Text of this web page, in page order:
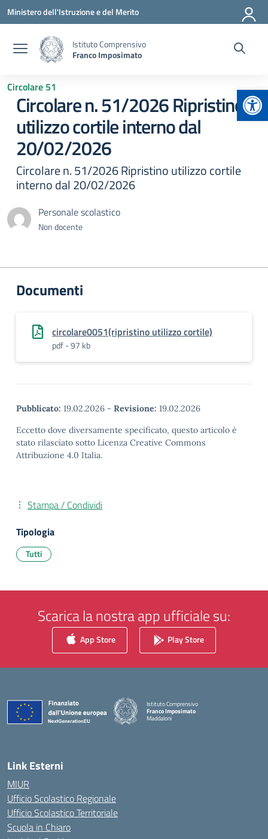
Vai ai contenuti
Vai al menu di navigazione
Vai al footer
Ministero dell'Istruzione e del Merito
Istituto Comprensivo
Franco Imposimato
Circolare 51
Circolare n. 51/2026 Ripristino
utilizzo cortile interno dal
20/02/2026
Circolare n. 51/2026 Ripristino utilizzo cortile
interno dal 20/02/2026
Personale scolastico
Non docente
Documenti
circolare0051(ripristino utilizzo cortile)
pdf - 97 kb
Pubblicato: 19.02.2026 - Revisione: 19.02.2026
Eccetto dove diversamente specificato, questo articolo è
stato rilasciato sotto Licenza Creative Commons
Attribuzione 4.0 Italia.
Stampa / Condividi
Tipologia
Tutti
Scarica la nostra app ufficiale su:
App Store Play Store
Istituto Comprensivo
Franco Imposimato
Maddaloni
Link Esterni
MIUR
Ufficio Scolastico Regionale
Ufficio Scolastico Territoriale
Scuola in Chiaro